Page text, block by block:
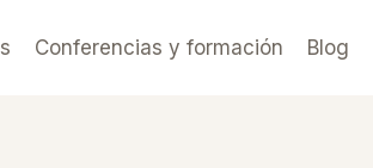
Conferencias y formación Blog